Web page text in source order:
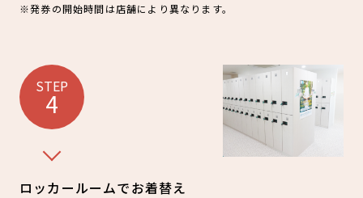
※発券の開始時間は店舗により異なります。
STEP
4
ロッカールームでお着替え